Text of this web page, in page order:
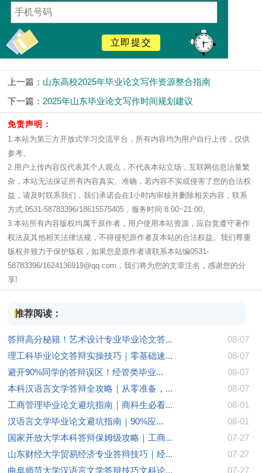
立即提交
上一篇： 山东高校2025年毕业论文写作资源整合指南
下一篇：2025年山东毕业论文写作时间规划建议
免责声明：
1.本站为第三方开放式学习交流平台，所有内容均为用户自行上传，仅供
参考。
2.用户上传内容仅代表其个人观点，不代表本站立场，互联网信息治量繁
杂，本站无法保证所有内容真实、准确，若内容不实或侵害了您的合法权
益，请及时联系我们，我们承诺会在1小时内审核并删除相关内容，联系
方式:0531-58783396/18615575405，服务时间:8:00~21:00。
3.本站所有内容版权均属于原作者，用户使用本站资源，应自觉遵守著作
权法及其他相关法律法规，不得侵犯原作者及本站的合法权益。我们尊重
版权并致力于保护版权，如果您是原作者请联系本站编0531-
58783396/1624136919@qq.com，我们将为您的文章注名，感谢您的分
享!
推荐阅读：
答辩高分秘籍！艺术设计专业毕业论文答...
08-07
理工科毕业论文答辩实操技巧｜零基础速...
08-07
避开90%同学的答辩误区！经管类毕业...
08-07
本科汉语言文学答辩全攻略｜从零准备，...
08-07
工商管理毕业论文避坑指南｜商科生必看...
08-01
汉语言文学毕业论文避坑指南｜90%应...
08-01
国家开放大学本科答辩保姆级攻略｜工商...
07-27
山东财经大学贸易经济专业答辩技巧｜经...
07-27
曲阜师范大学汉语言文学答辩技巧文科论...
07-27